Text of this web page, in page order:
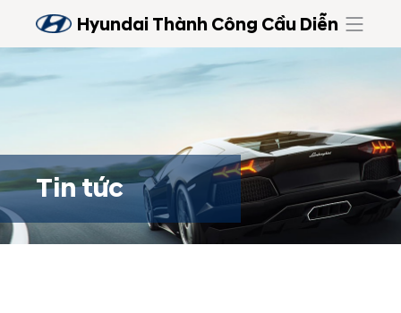
Hyundai Thành Công Cầu Diễn
Tin tức